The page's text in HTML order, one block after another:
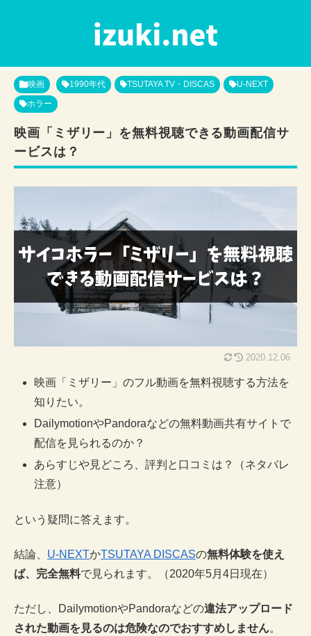
映画 1990年代 TSUTAYA TV・DISCAS
U-NEXT
ホラー
映画「ミザリー」を無料視聴できる動画配信サ
ービスは？
2020.12.06
映画「ミザリー」のフル動画を無料視聴する方法を
知りたい。
DailymotionやPandoraなどの無料動画共有サイトで
配信を見られるのか？
あらすじや見どころ、評判と口コミは？（ネタバレ
注意）
という疑問に答えます。
結論、 U-NEXTかTSUTAYA DISCASの無料体験を使え
ば、完全無料で見られます。（2020年5月4日現在）
ただし、DailymotionやPandoraなどの違法アップロード
された動画を見るのは危険なのでおすすめしません。